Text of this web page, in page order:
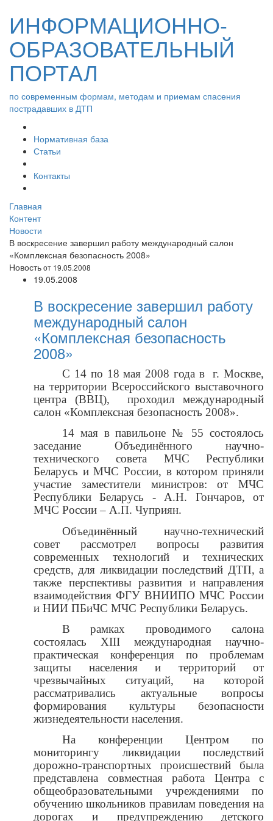
ИНФОРМАЦИОННО-
ОБРАЗОВАТЕЛЬНЫЙ
ПОРТАЛ
по современным формам, методам и приемам спасения
пострадавших в ДТП
Нормативная база
Статьи
Контакты
Главная
Контент
Новости
В воскресение завершил работу международный салон
«Комплексная безопасность 2008»
Новостьот 19.05.2008
19.05.2008
В воскресение завершил работу
международный салон
«Комплексная безопасность
2008»
С 14 по 18 мая 2008 года в
г. Москве,
на территории Всероссийского выставочного
центра (ВВЦ),
проходил международный
салон «Комплексная безопасность 2008».
14 мая в павильоне № 55 состоялось
заседание Объединённого научно-
технического совета МЧС Республики
Беларусь и МЧС России, в котором приняли
участие заместители министров: от МЧС
Республики Беларусь - А.Н. Гончаров, от
МЧС России – А.П. Чуприян.
Объединённый научно-технический
совет рассмотрел вопросы развития
современных технологий и технических
средств, для ликвидации последствий ДТП, а
также перспективы развития и направления
взаимодействия ФГУ ВНИИПО МЧС России
и НИИ ПБиЧС МЧС Республики Беларусь.
В рамках проводимого салона
состоялась XIII международная научно-
практическая конференция по проблемам
защиты населения и территорий от
чрезвычайных ситуаций, на которой
рассматривались актуальные вопросы
формирования культуры безопасности
жизнедеятельности населения.
На конференции Центром по
мониторингу ликвидации последствий
дорожно-транспортных происшествий была
представлена совместная работа Центра с
общеобразовательными учреждениями по
обучению школьников правилам поведения на
дорогах и предупреждению детского